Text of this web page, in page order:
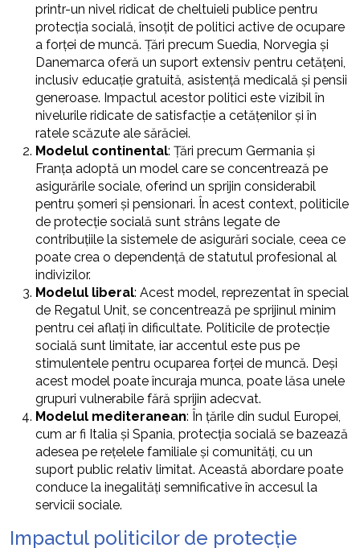
printr-un nivel ridicat de cheltuieli publice pentru
protecția socială, însoțit de politici active de ocupare
a forței de muncă. Țări precum Suedia, Norvegia și
Danemarca oferă un suport extensiv pentru cetățeni,
inclusiv educație gratuită, asistență medicală și pensii
generoase. Impactul acestor politici este vizibil în
nivelurile ridicate de satisfacție a cetățenilor și în
ratele scăzute ale sărăciei.
Modelul continental: Țări precum Germania și
Franța adoptă un model care se concentrează pe
asigurările sociale, oferind un sprijin considerabil
pentru șomeri și pensionari. În acest context, politicile
de protecție socială sunt strâns legate de
contribuțiile la sistemele de asigurări sociale, ceea ce
poate crea o dependență de statutul profesional al
indivizilor.
Modelul liberal: Acest model, reprezentat în special
de Regatul Unit, se concentrează pe sprijinul minim
pentru cei aflați în dificultate. Politicile de protecție
socială sunt limitate, iar accentul este pus pe
stimulentele pentru ocuparea forței de muncă. Deși
acest model poate încuraja munca, poate lăsa unele
grupuri vulnerabile fără sprijin adecvat.
Modelul mediteranean: În țările din sudul Europei,
cum ar fi Italia și Spania, protecția socială se bazează
adesea pe rețelele familiale și comunități, cu un
suport public relativ limitat. Această abordare poate
conduce la inegalități semnificative în accesul la
servicii sociale.
Impactul politicilor de protecție